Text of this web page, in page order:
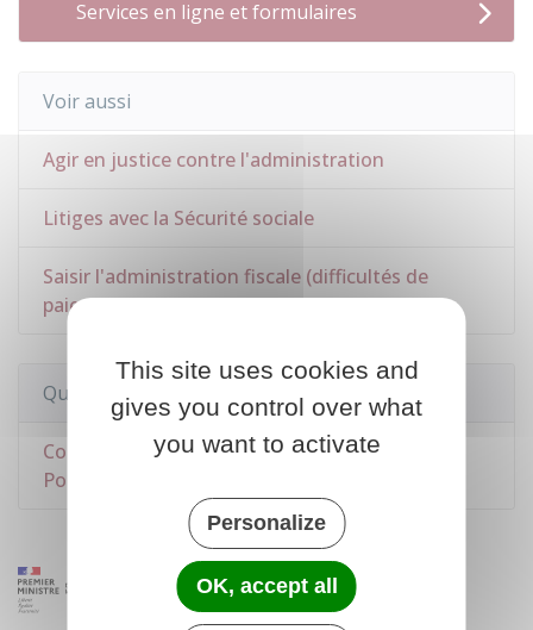
Services en ligne et formulaires
Voir aussi
Agir en justice contre l'administration
Litiges avec la Sécurité sociale
Saisir l'administration fiscale (difficultés de
paiement, réclamation...)
Questions ? Réponses !
Comment saisir le Médiateur du groupe La
Poste ?
This site uses cookies and
gives you control over what
you want to activate
Personalize
OK, accept all